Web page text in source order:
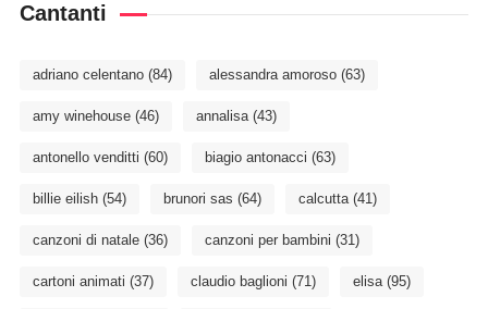
Cantanti
adriano celentano(84) alessandra amoroso(63)
amy winehouse(46) annalisa(43)
antonello venditti (60) biagio antonacci (63)
billie eilish(54) brunori sas (64) calcutta(41)
canzoni di natale(36) canzoni per bambini (31)
cartoni animati (37) claudio baglioni (71) elisa(95)